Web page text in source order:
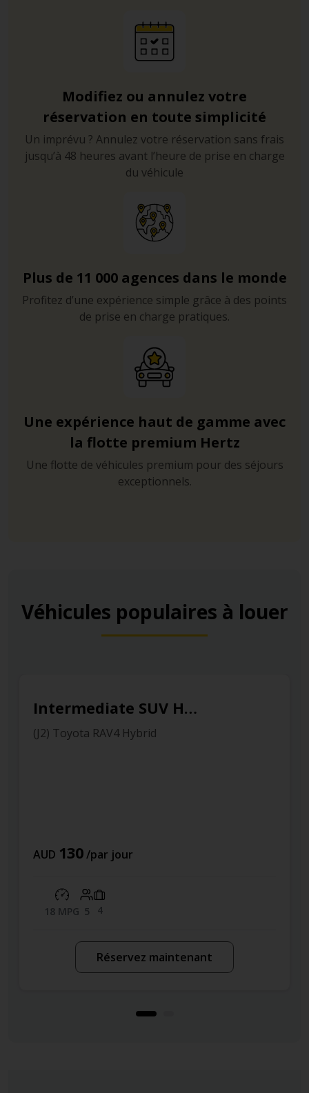
Modifiez ou annulez votre
réservation en toute simplicité
Un imprévu ? Annulez votre réservation sans frais
jusqu’à 48 heures avant l’heure de prise en charge
du véhicule
Plus de 11 000 agences dans le monde
Profitez d’une expérience simple grâce à des points
de prise en charge pratiques.
Une expérience haut de gamme avec
la flotte premium Hertz
Une flotte de véhicules premium pour des séjours
exceptionnels.
Véhicules populaires à louer
Intermediate SUV Hybrid
(J2) Toyota RAV4 Hybrid
AUD 130/par jour
18 MPG 5 4
Réservez maintenant